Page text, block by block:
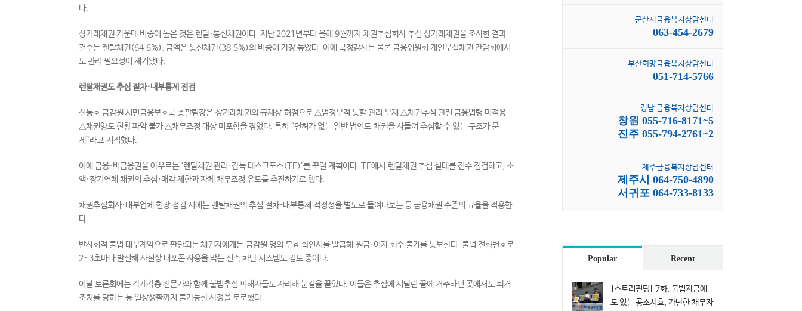
다.
상거래채권 가운데 비중이 높은 것은 렌탈·통신채권이다. 지난 2021년부터 올해 9월까지 채권추심회사 추심 상거래채권을 조사한 결과
건수는 렌탈채권(64.6%), 금액은 통신채권(38.5%)의 비중이 가장 높았다. 이에 국정감사는 물론 금융위원회 개인부실채권 간담회에서
도 관리 필요성이 제기됐다.
렌탈채권도 추심 절차·내부통제 점검
신동호 금감원 서민금융보호국 총괄팀장은 상거래채권의 규제상 허점으로 △범정부적 통할 관리 부재 △채권추심 관련 금융법령 미적용
△채권양도 현황 파악 불가 △채무조정 대상 미포함을 짚었다. 특히 “면허가 없는 일반 법인도 채권을 사들여 추심할 수 있는 구조가 문
제”라고 지적했다.
이에 금융·비금융권을 아우르는 ‘렌탈채권 관리·감독 태스크포스(TF)’를 꾸릴 계획이다. TF에서 렌탈채권 추심 실태를 전수 점검하고, 소
액·장기연체 채권의 추심·매각 제한과 자체 채무조정 유도를 추진하기로 했다.
채권추심회사·대부업체 현장 점검 시에는 렌탈채권의 추심 절차·내부통제 적정성을 별도로 들여다보는 등 금융채권 수준의 규율을 적용한
다.
반사회적 불법 대부계약으로 판단되는 채권자에게는 금감원 명의 무효 확인서를 발급해 원금·이자 회수 불가를 통보한다. 불법 전화번호로
2~3초마다 발신해 사실상 대포폰 사용을 막는 신속 차단 시스템도 검토 중이다.
이날 토론회에는 각계각층 전문가와 함께 불법추심 피해자들도 자리해 눈길을 끌었다. 이들은 추심에 시달린 끝에 거주하던 곳에서도 퇴거
조치를 당하는 등 일상생활까지 불가능한 사정을 토로했다.
군산시금융복지상담센터
063-454-2679
부산희망금융복지상담센터
051-714-5766
경남 금융복지상담센터
창원 055-716-8171~5
진주 055-794-2761~2
제주금융복지상담센터
제주시 064-750-4890
서귀포 064-733-8133
Popular Recent
[스토리펀딩] 7화, 불법자금에
도 있는 공소시효, 가난한 채무자